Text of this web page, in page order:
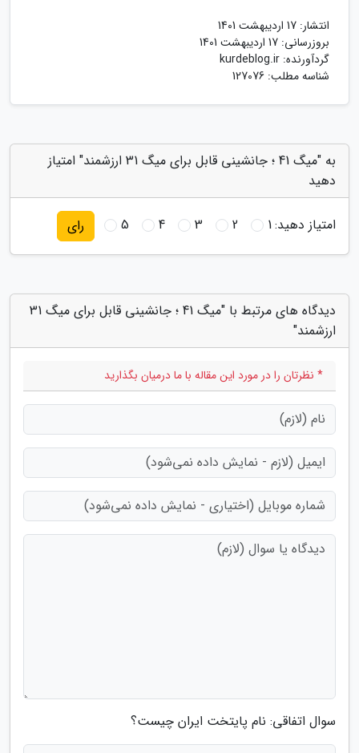
انتشار: 17 اردیبهشت 1401
بروزرسانی: 17 اردیبهشت 1401
گردآورنده: kurdeblog.ir
شناسه مطلب: 127076
به "میگ 41 ؛ جانشینی قابل برای میگ 31 ارزشمند" امتیاز
دهید
امتیاز دهید:1
2
3
4
5 رای
دیدگاه های مرتبط با "میگ 41 ؛ جانشینی قابل برای میگ 31
ارزشمند"
* نظرتان را در مورد این مقاله با ما درمیان بگذارید
سوال اتفاقی: نام پایتخت ایران چیست؟